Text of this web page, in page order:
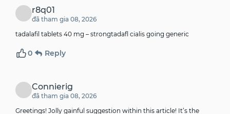
r8q01
đã tham gia 08, 2026
tadalafil tablets 40 mg – strongtadafl cialis going generic
0 Reply
Connierig
đã tham gia 08, 2026
Greetings! Jolly gainful suggestion within this article! It’s the